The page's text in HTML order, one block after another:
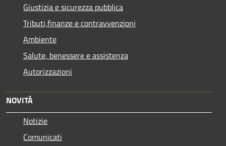
Giustizia e sicurezza pubblica
Tributi,finanze e contravvenzioni
Ambiente
Salute, benessere e assistenza
Autorizzazioni
NOVITÀ
Notizie
Comunicati